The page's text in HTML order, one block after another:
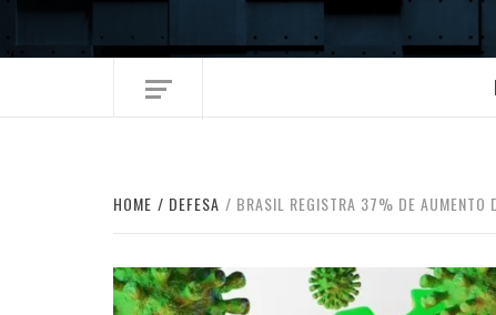
HOME DEFESA BRASIL REGISTRA 37% DE AUMENTO